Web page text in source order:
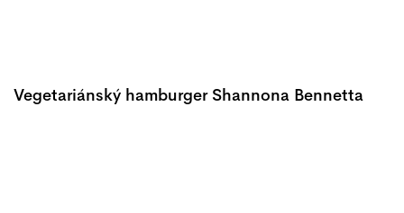
Vegetariánský hamburger Shannona Bennetta